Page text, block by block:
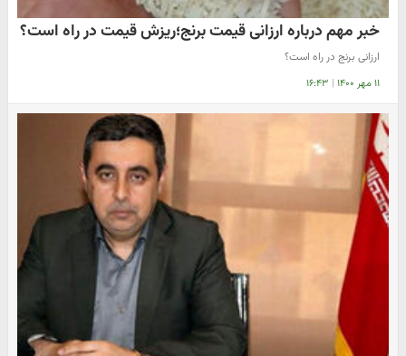
خبر مهم درباره ارزانی قیمت برنج؛ریزش قیمت در راه است؟
ارزانی برنج در راه است؟
۱۱ مهر ۱۴۰۰ | ۱۶:۴۳